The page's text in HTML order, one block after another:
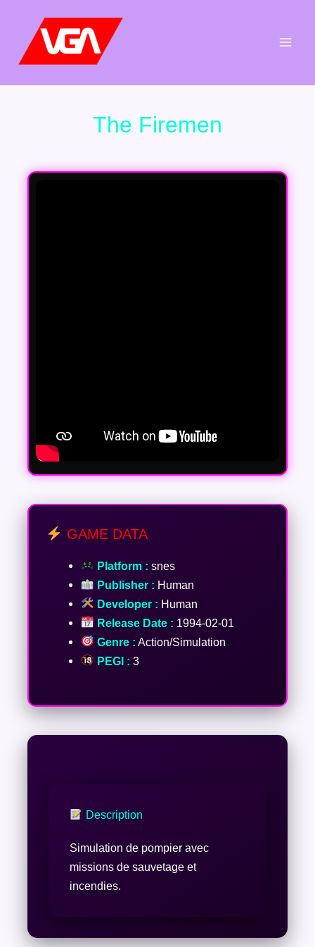
contenu
The Firemen
GAME DATA
Platform : snes
Publisher : Human
Developer : Human
Release Date : 1994-02-01
Genre : Action/Simulation
PEGI : 3
Description
Simulation de pompier avec
missions de sauvetage et
incendies.